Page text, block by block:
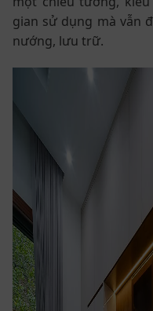
gian sử dụng mà vẫn
nướng, lưu trữ.